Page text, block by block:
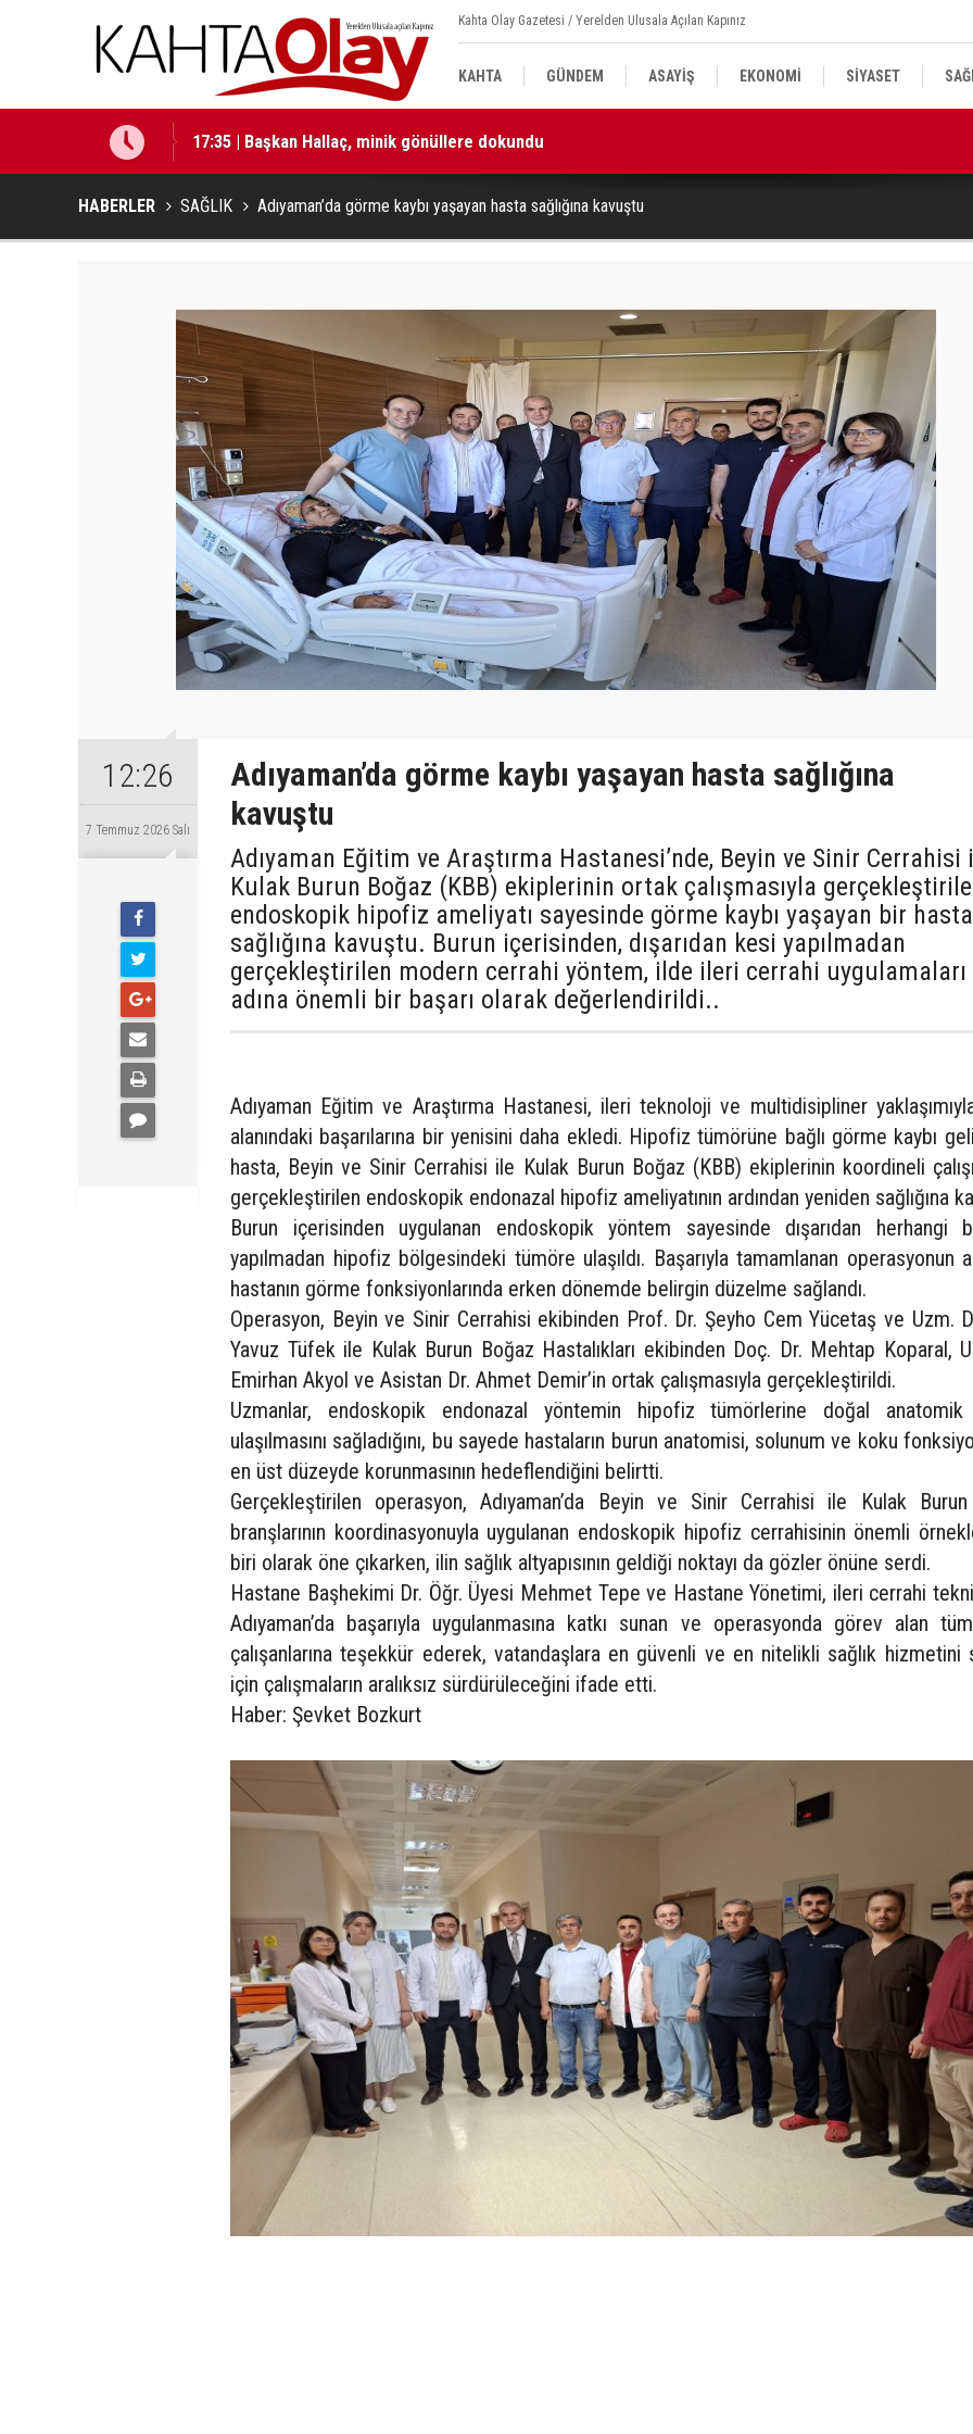
Kahta Olay Gazetesi / Yerelden Ulusala Açılan Kapınız
KAHTA GÜNDEM ASAYİŞ EKONOMİ SİYASET
17:35 | Başkan Hallaç, minik gönüllere dokundu
HABERLER SAĞLIK Adıyaman’da görme kaybı yaşayan hasta sağlığına kavuştu
12:26
7 Temmuz 2026 Salı
Adıyaman’da görme kaybı yaşayan hasta sağlığına
kavuştu
Adıyaman Eğitim ve Araştırma Hastanesi’nde, Beyin ve Sinir Cerrahisi
Kulak Burun Boğaz (KBB) ekiplerinin ortak çalışmasıyla
endoskopik hipofiz ameliyatı sayesinde görme kaybı yaşayan bir hasta
sağlığına kavuştu. Burun içerisinden, dışarıdan kesi yapılmadan
gerçekleştirilen modern cerrahi yöntem, ilde ileri cerrahi uygulamaları
adına önemli bir başarı olarak değerlendirildi..
Adıyaman Eğitim ve Araştırma Hastanesi, ileri teknoloji ve multidisipliner
alanındaki başarılarına bir yenisini daha ekledi. Hipofiz tümörüne bağlı görme kaybı
hasta, Beyin ve Sinir Cerrahisi ile Kulak Burun Boğaz (KBB) ekiplerinin koordineli
gerçekleştirilen endoskopik endonazal hipofiz ameliyatının ardından yeniden sağlığına
Burun içerisinden uygulanan endoskopik yöntem sayesinde dışarıdan herhangi
yapılmadan hipofiz bölgesindeki tümöre ulaşıldı. Başarıyla tamamlanan operasyonun
hastanın görme fonksiyonlarında erken dönemde belirgin düzelme sağlandı.
Operasyon, Beyin ve Sinir Cerrahisi ekibinden Prof. Dr. Şeyho Cem Yücetaş ve Uzm.
Yavuz Tüfek ile Kulak Burun Boğaz Hastalıkları ekibinden Doç. Dr. Mehtap Koparal,
Emirhan Akyol ve Asistan Dr. Ahmet Demir’in ortak çalışmasıyla gerçekleştirildi.
Uzmanlar, endoskopik endonazal yöntemin hipofiz tümörlerine doğal anatomik
ulaşılmasını sağladığını, bu sayede hastaların burun anatomisi, solunum ve koku
en üst düzeyde korunmasının hedeflendiğini belirtti.
Gerçekleştirilen operasyon, Adıyaman’da Beyin ve Sinir Cerrahisi ile Kulak
branşlarının koordinasyonuyla uygulanan endoskopik hipofiz cerrahisinin önemli
biri olarak öne çıkarken, ilin sağlık altyapısının geldiği noktayı da gözler önüne serdi.
Hastane Başhekimi Dr. Öğr. Üyesi Mehmet Tepe ve Hastane Yönetimi, ileri cerrahi
Adıyaman’da başarıyla uygulanmasına katkı sunan ve operasyonda görev alan
çalışanlarına teşekkür ederek, vatandaşlara en güvenli ve en nitelikli sağlık hizmetini
için çalışmaların aralıksız sürdürüleceğini ifade etti.
Haber: Şevket Bozkurt